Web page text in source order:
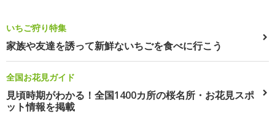
いちご狩り特集
家族や友達を誘って新鮮ないちごを食べに行こう
全国お花見ガイド
見頃時期がわかる！全国1400カ所の桜名所・お花見スポ
ット情報を掲載